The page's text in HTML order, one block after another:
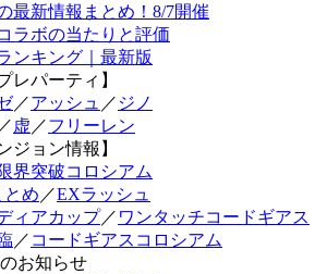
最新情報まとめ！8/7開催
ラボの当たりと評価
ンキング｜最新版
レパーティ】
／アッシュ ／ ジノ
／ 虚 ／フリーレン
ジョン情報】
界突破コロシアム
とめ ／EXラッシュ
ィアカップ／ ワンタッチコードギアス
／ コードギアスコロシアム
お知らせ